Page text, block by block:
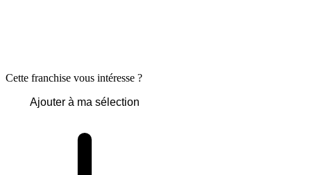
Cette franchise vous intéresse ?
Ajouter à ma sélection